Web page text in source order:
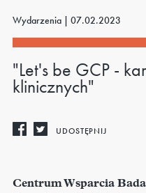
Wydarzenia | 07.02.2023
"Let's be GCP -
klinicznych"
UDOSTĘPNIJ
Centrum Wsparcia